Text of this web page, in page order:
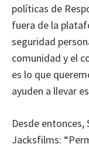
políticas de
fuera de la
seguridad
comunidad y el
es lo que
ayuden a llevar
Desde entonces,
Jacksfilms: